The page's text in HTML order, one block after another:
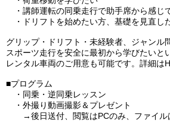
・講師運転の同乗走行で助手席から感じ
・ドリフトを始めたい方、基礎を見直し
グリップ・ドリフト・未経験者、ジャンル
スポーツ走行を安全に最初から学びたいと
レンタル車両のご用意も可能です。詳細は
■プログラム
・同乗・逆同乗レッスン
・外撮り動画撮影＆プレゼント
→後日送付、閲覧はPCのみ、ファイル